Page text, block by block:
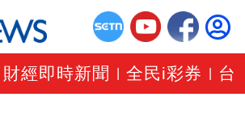
財經即時新聞 |全民i彩券 台